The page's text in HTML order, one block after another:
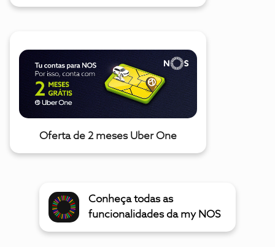
Oferta de 2 meses Uber One
Conheça todas as
funcionalidades da my NOS